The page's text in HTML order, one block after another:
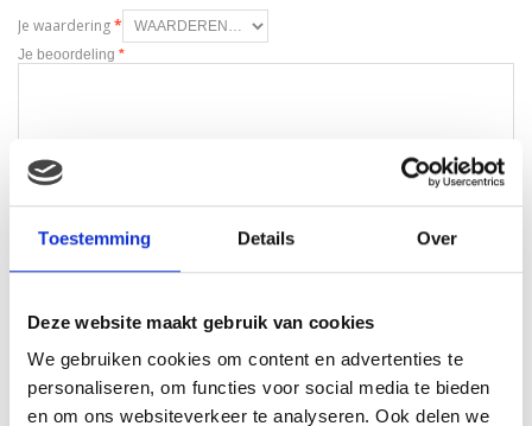
Toestemming Details Over
Deze website maakt gebruik van cookies
We gebruiken cookies om content en advertenties te
personaliseren, om functies voor social media te bieden
en om ons websiteverkeer te analyseren. Ook delen we
Je waardering*
Je beoordeling *
Naam*
E-mail*